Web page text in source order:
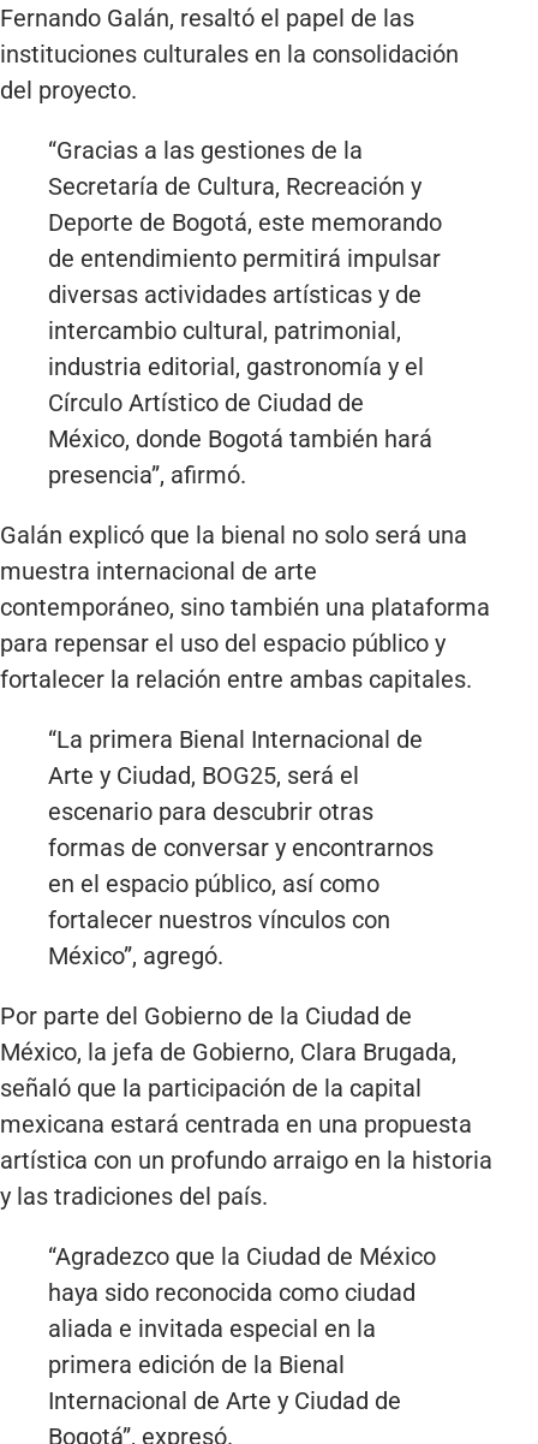
Fernando Galán, resaltó el papel de las
instituciones culturales en la consolidación
del proyecto.
“Gracias a las gestiones de la
Secretaría de Cultura, Recreación y
Deporte de Bogotá, este memorando
de entendimiento permitirá impulsar
diversas actividades artísticas y de
intercambio cultural, patrimonial,
industria editorial, gastronomía y el
Círculo Artístico de Ciudad de
México, donde Bogotá también hará
presencia”, afirmó.
Galán explicó que la bienal no solo será una
muestra internacional de arte
contemporáneo, sino también una plataforma
para repensar el uso del espacio público y
fortalecer la relación entre ambas capitales.
“La primera Bienal Internacional de
Arte y Ciudad, BOG25, será el
escenario para descubrir otras
formas de conversar y encontrarnos
en el espacio público, así como
fortalecer nuestros vínculos con
México”, agregó.
Por parte del Gobierno de la Ciudad de
México, la jefa de Gobierno, Clara Brugada,
señaló que la participación de la capital
mexicana estará centrada en una propuesta
artística con un profundo arraigo en la historia
y las tradiciones del país.
“Agradezco que la Ciudad de México
haya sido reconocida como ciudad
aliada e invitada especial en la
primera edición de la Bienal
Internacional de Arte y Ciudad de
Bogotá”, expresó.